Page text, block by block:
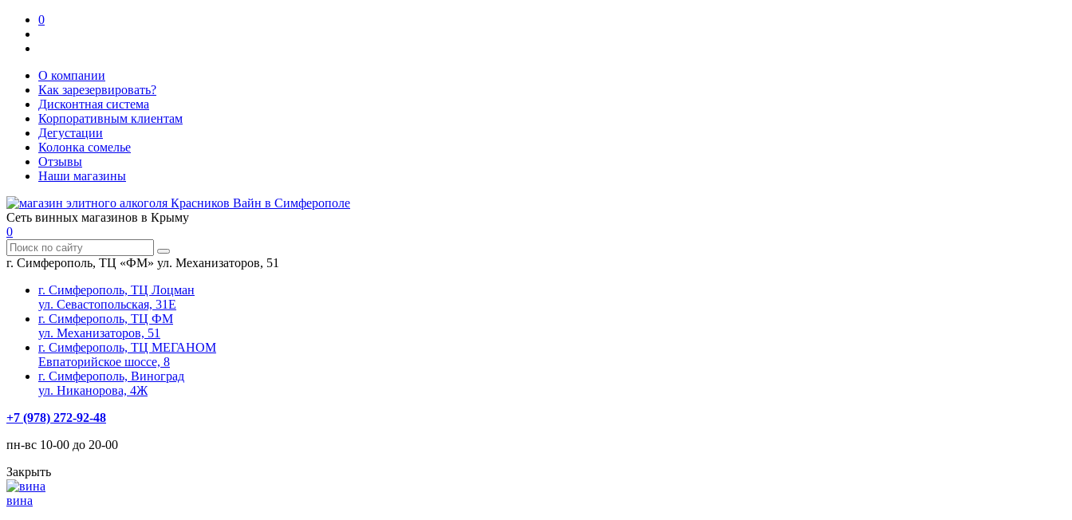
0
О компании
Как зарезервировать?
Дисконтная система
Корпоративным клиентам
Дегустации
Колонка сомелье
Отзывы
Наши магазины
Сеть винных магазинов в Крыму
0
г. Симферополь, ТЦ «ФМ» ул. Механизаторов, 51
г. Симферополь, ТЦ Лоцман
ул. Севастопольская, 31Е
г. Симферополь, ТЦ ФМ
ул. Механизаторов, 51
г. Симферополь, ТЦ МЕГАНОМ
Евпаторийское шоссе, 8
г. Симферополь, Виноград
ул. Никанорова, 4Ж
+7 (978) 272-92-48
пн-вс 10-00 до 20-00
Закрыть
вина